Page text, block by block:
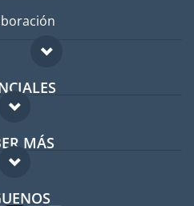
expatriados
expatriados
el extranjero
MÁS
FAQ